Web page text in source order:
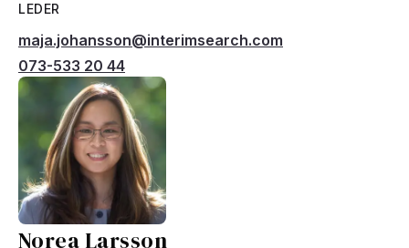
LEDER
maja.johansson@interimsearch.com
073-533 20 44
Norea Larsson